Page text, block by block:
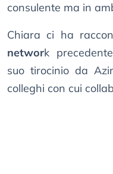
consulente ma in
Chiara ci ha
network
suo tirocinio da
colleghi con cui